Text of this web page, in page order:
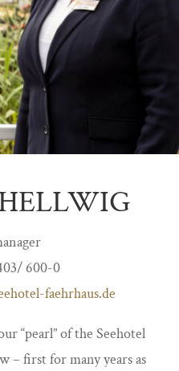
600-0
faehrhaus.de
“pearl” of the Seehotel
– first for many years as